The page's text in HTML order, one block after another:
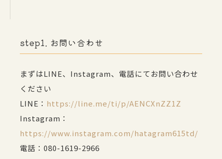
step1. お問い合わせ
まずはLINE、Instagram、電話にてお問い合わせ
ください
LINE： https://line.me/ti/p/AENCXnZZ1Z
Instagram：
https://www.instagram.com/hatagram615td/
電話：080-1619-2966